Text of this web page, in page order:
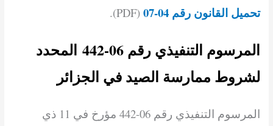
تحميل القانون رقم 04-07 (PDF).
المرسوم التنفيذي رقم 06-442 المحدد
لشروط ممارسة الصيد في الجزائر
المرسوم التنفيذي رقم 06-442 مؤرخ
في 11 ذي